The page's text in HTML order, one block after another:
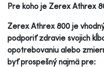
Pre koho je Zerex Athrex
Zerex Athrex 800 je
podporiť zdravie svojich
opotrebovaniu alebo
byť prospešný najmä pre: